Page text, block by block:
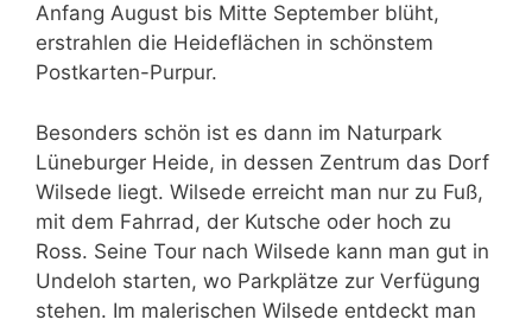
Anfang August bis Mitte September blüht,
erstrahlen die Heideflächen in schönstem
Postkarten-Purpur.
Besonders schön ist es dann im Naturpark
Lüneburger Heide, in dessen Zentrum das Dorf
Wilsede liegt. Wilsede erreicht man nur zu Fuß,
mit dem Fahrrad, der Kutsche oder hoch zu
Ross. Seine Tour nach Wilsede kann man gut in
Undeloh starten, wo Parkplätze zur Verfügung
stehen. Im malerischen Wilsede entdeckt man